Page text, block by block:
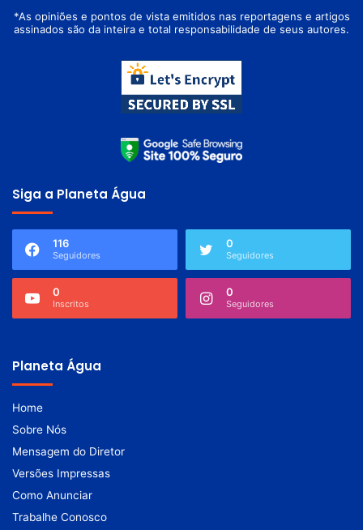
*As opiniões e pontos de vista emitidos nas reportagens e artigos
assinados são da inteira e total responsabilidade de seus autores.
Siga a Planeta Água
116
Seguidores
0
Seguidores
0
Inscritos
0
Seguidores
Planeta Água
Home
Sobre Nós
Mensagem do Diretor
Versões Impressas
Como Anunciar
Trabalhe Conosco